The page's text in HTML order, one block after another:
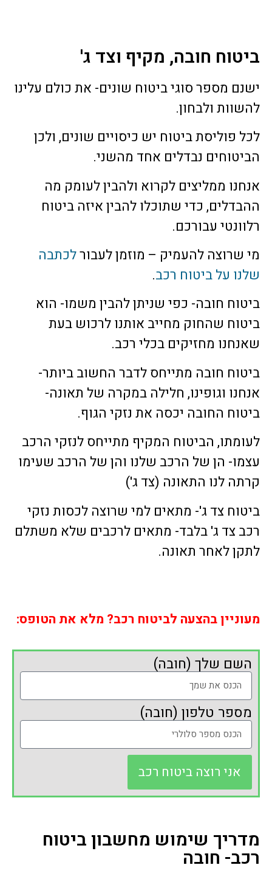
ביטוח חובה, מקיף וצד ג'
ישנם מספר סוגי ביטוח שונים- את כולם עלינו
להשוות ולבחון.
לכל פוליסת ביטוח יש כיסויים שונים, ולכן
הביטוחים נבדלים אחד מהשני.
אנחנו ממליצים לקרוא ולהבין לעומק מה
ההבדלים, כדי שתוכלו להבין איזה ביטוח
רלוונטי עבורכם.
מי שרוצה להעמיק – מוזמן לעבורלכתבה
שלנו על ביטוח רכב.
ביטוח חובה- כפי שניתן להבין משמו- הוא
ביטוח שהחוק מחייב אותנו לרכוש בעת
שאנחנו מחזיקים בכלי רכב.
ביטוח חובה מתייחס לדבר החשוב ביותר-
אנחנו וגופינו, חלילה במקרה של תאונה-
ביטוח החובה יכסה את נזקי הגוף.
לעומתו, הביטוח המקיף מתייחס לנזקי הרכב
עצמו- הן של הרכב שלנו והן של הרכב שעימו
קרתה לנו התאונה (צד ג')
ביטוח צד ג'- מתאים למי שרוצה לכסות נזקי
רכב צד ג' בלבד- מתאים לרכבים שלא משתלם
לתקן לאחר תאונה.
מעוניין בהצעה לביטוח רכב? מלא את הטופס:
השם שלך (חובה)
מספר טלפון (חובה)
אני רוצה ביטוח רכב
מדריך שימוש מחשבון ביטוח
רכב- חובה